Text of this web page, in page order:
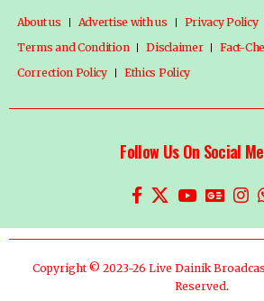
About us Advertise with us Privacy Policy
Terms and Condition
Disclaimer
Fact-
Correction Policy
Ethics Policy
Follow Us On Social
Copyright © 2023-26 Live Dainik
Reserved.